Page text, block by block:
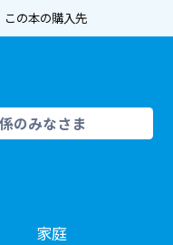
この本の購入先
のみなさま
家庭